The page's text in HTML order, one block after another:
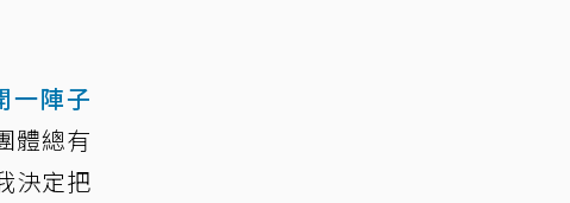
一陣子
體總有
決定把